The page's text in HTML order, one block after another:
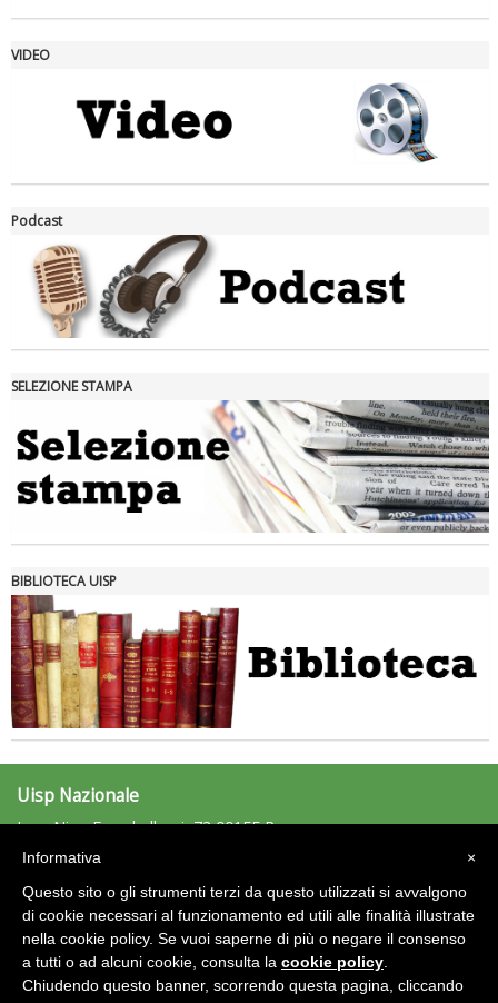
Tiziano Pesce nel Cda di Fondazione Terzjus: prima riunione a
VIDEO
Podcast
SELEZIONE STAMPA
BIBLIOTECA UISP
Uisp Nazionale
L.go Nino Franchellucci, 73 00155 Roma
Tel: 06.439841 - Fax: 06.43984320
C.F.: 97029170582
Area Riservata 2.0
×
Informativa
Questo sito o gli strumenti terzi da questo utilizzati si avvalgono
di cookie necessari al funzionamento ed utili alle finalità illustrate
nella cookie policy. Se vuoi saperne di più o negare il consenso
a tutti o ad alcuni cookie, consulta la cookie policy
Chiudendo questo banner, scorrendo questa pagina, cliccando